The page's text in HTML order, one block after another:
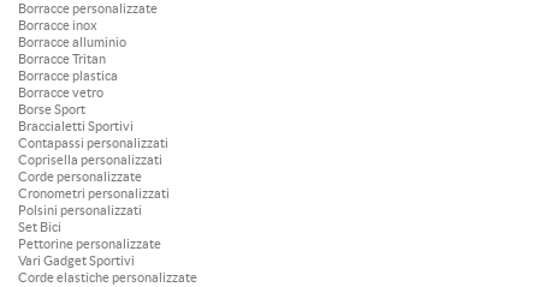
Borracce personalizzate
Borracce inox
Borracce alluminio
Borracce Tritan
Borracce plastica
Borracce vetro
Borse Sport
Braccialetti Sportivi
Contapassi personalizzati
Coprisella personalizzati
Corde personalizzate
Cronometri personalizzati
Polsini personalizzati
Set Bici
Pettorine personalizzate
Vari Gadget Sportivi
Corde elastiche personalizzate